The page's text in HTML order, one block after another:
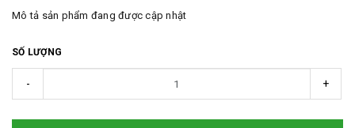
Mô tả sản phẩm đang được cập nhật
SỐ LƯỢNG
- +